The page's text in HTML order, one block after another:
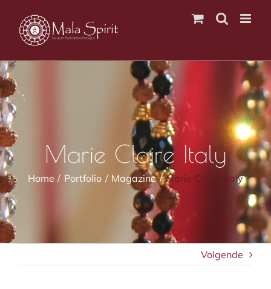
naar
inhoud
Marie Claire Italy
Home Portfolio Magazine Marie Claire Italy
Volgende